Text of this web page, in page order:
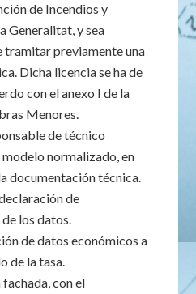
de Incendios y
Generalitat, y sea
tramitar previamente una
Dicha licencia se ha de
con el anexo I de la
Menores.
de técnico
normalizado, en
documentación técnica.
de
los datos.
de datos económicos a
de la tasa.
con el